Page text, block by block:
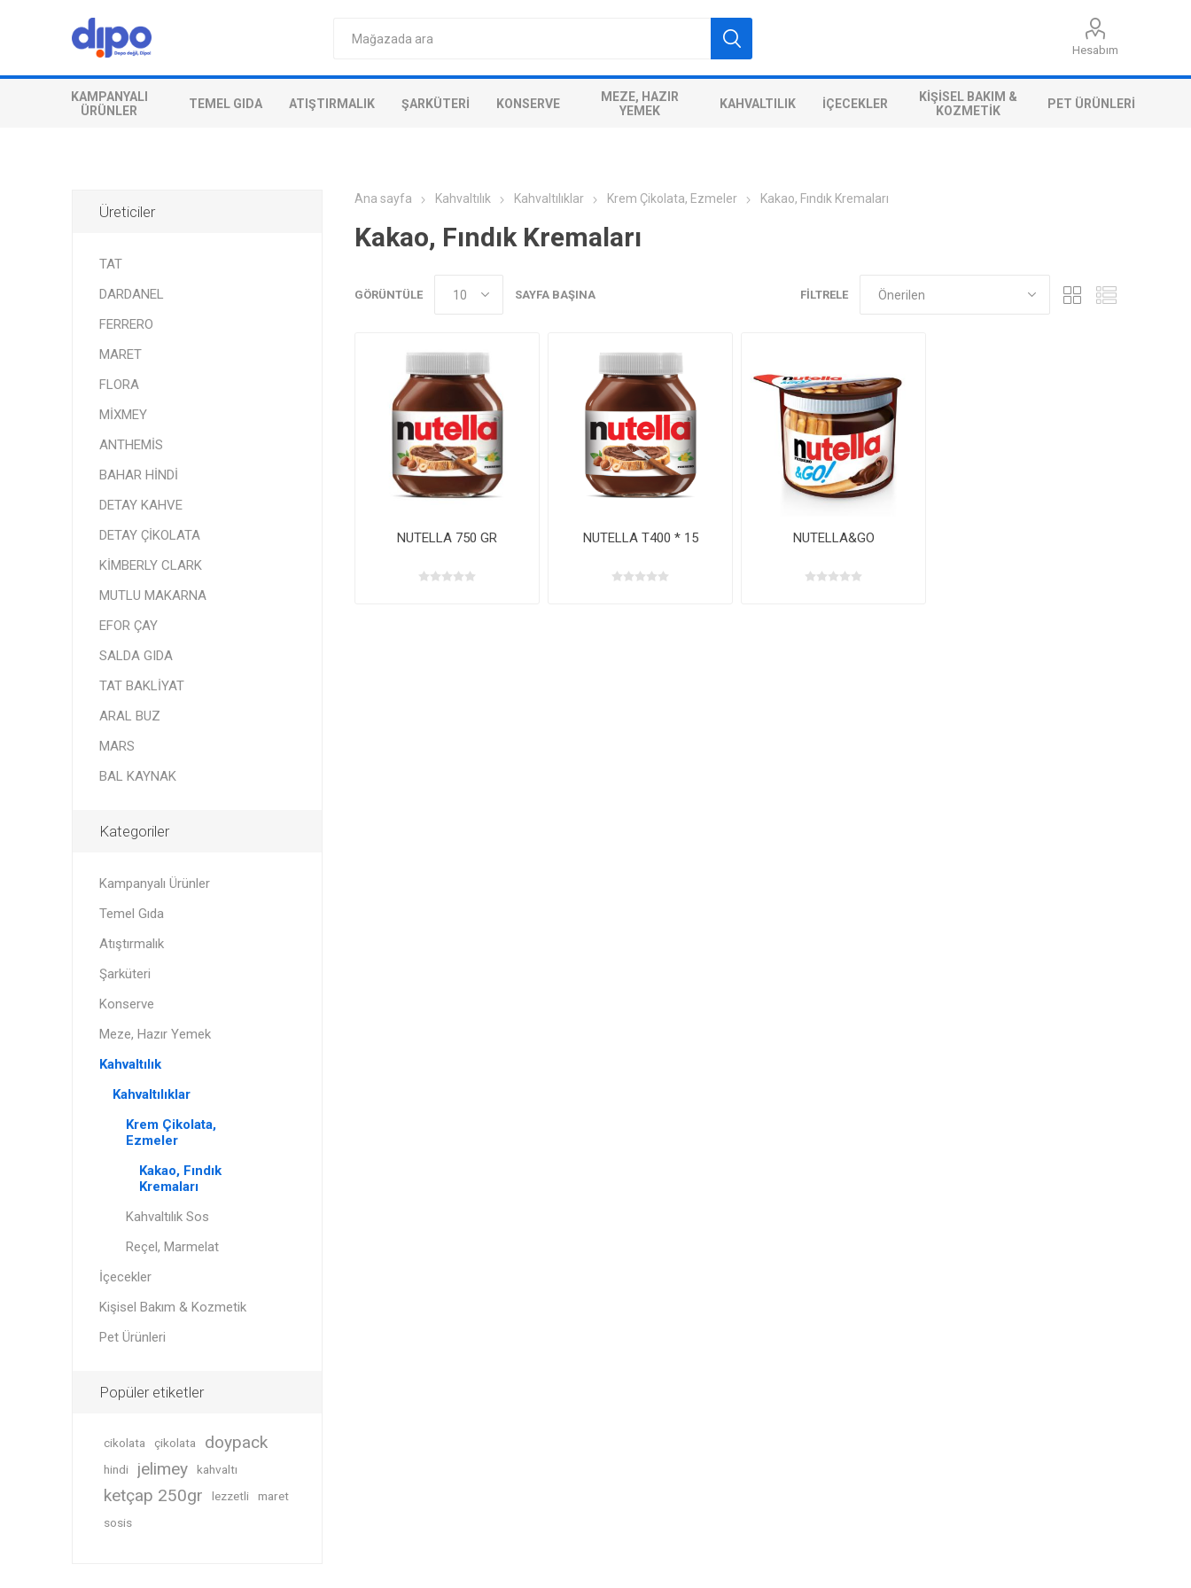
Hesabım
KAMPANYALI
ÜRÜNLER
TEMEL GIDA ATIŞTIRMALIK ŞARKÜTERI KONSERVE
MEZE, HAZIR
YEMEK
KAHVALTILIK İÇECEKLER
KIŞISEL BAKIM &
KOZMETIK
PET ÜRÜNLERI
Ana sayfa Kahvaltılık Kahvaltılıklar Krem Çikolata, Ezmeler Kakao, Fındık Kremaları
Kakao, Fındık Kremaları
FILTRELE
GÖRÜNTÜLE SAYFA BAŞINA
NUTELLA 750 GR NUTELLA T400 * 15 NUTELLA&GO
Üreticiler
TAT
DARDANEL
FERRERO
MARET
FLORA
MİXMEY
ANTHEMİS
BAHAR HİNDİ
DETAY KAHVE
DETAY ÇİKOLATA
KİMBERLY CLARK
MUTLU MAKARNA
EFOR ÇAY
SALDA GIDA
TAT BAKLİYAT
ARAL BUZ
MARS
BAL KAYNAK
Kategoriler
Kampanyalı Ürünler
Temel Gıda
Atıştırmalık
Şarküteri
Konserve
Meze, Hazır Yemek
Kahvaltılık
Kahvaltılıklar
Krem Çikolata,
Ezmeler
Kakao, Fındık
Kremaları
Kahvaltılık Sos
Reçel, Marmelat
İçecekler
Kişisel Bakım & Kozmetik
Pet Ürünleri
Popüler etiketler
cikolata çikolata doypack
hindi jelimey kahvaltı
ketçap 250gr lezzetli
maret
sosis